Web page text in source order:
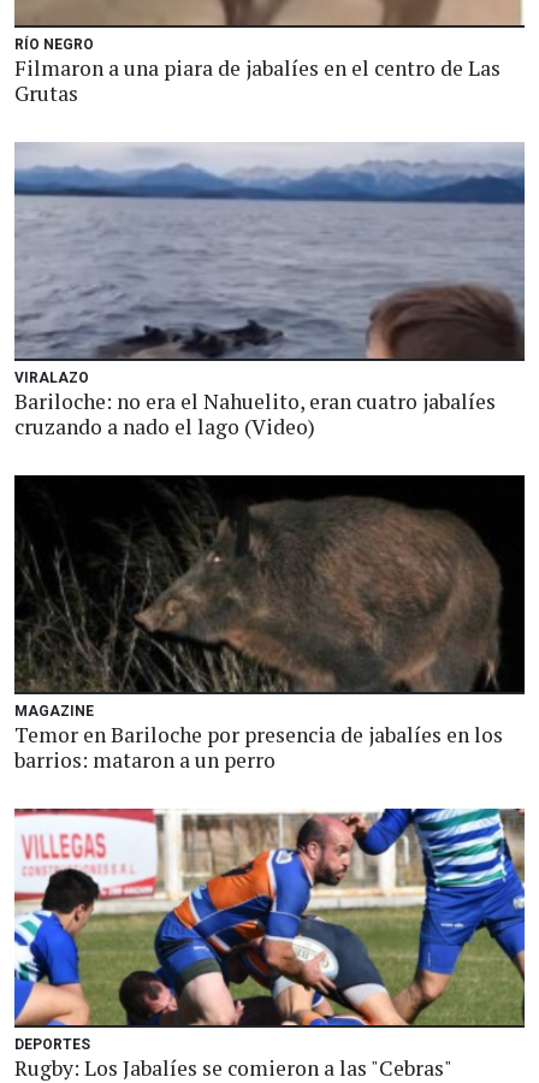
RÍO NEGRO
Filmaron a una piara de jabalíes en el centro de Las
Grutas
VIRALAZO
Bariloche: no era el Nahuelito, eran cuatro jabalíes
cruzando a nado el lago (Video)
MAGAZINE
Temor en Bariloche por presencia de jabalíes en los
barrios: mataron a un perro
DEPORTES
Rugby: Los Jabalíes se comieron a las "Cebras"